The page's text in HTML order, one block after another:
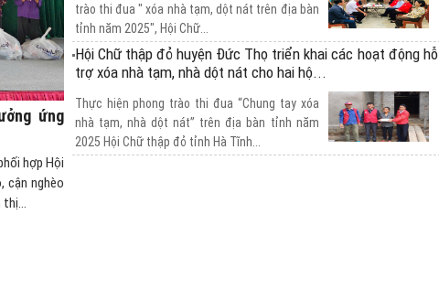
ứng
hợp Hội
cận nghèo
trào thi đua " xóa nhà tạm, dột nát trên địa bàn
tỉnh năm 2025", Hội Chữ...
Hội Chữ thập đỏ huyện Đức Thọ triển khai các hoạt động hỗ
trợ xóa nhà tạm, nhà dột nát cho hai hộ...
Thực hiện phong trào thi đua “Chung tay xóa
nhà tạm, nhà dột nát” trên địa bàn tỉnh năm
2025 Hội Chữ thập đỏ tỉnh Hà Tĩnh...